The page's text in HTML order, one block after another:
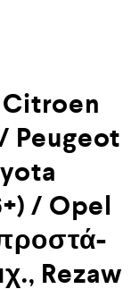
Citroen
Peugeot
/ Opel
Rezaw